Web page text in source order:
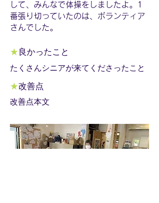
して、みんなで体操をしましたよ。1
番張り切っていたのは、ボランティア
さんでした。
★良かったこと
たくさんシニアが来てくださったこと
★改善点
改善点本文